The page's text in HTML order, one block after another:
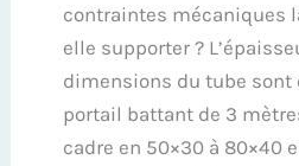
contraintes mécaniques
elle supporter ?
dimensions du tube sont
portail battant de 3
cadre en 50×30 à 80×40